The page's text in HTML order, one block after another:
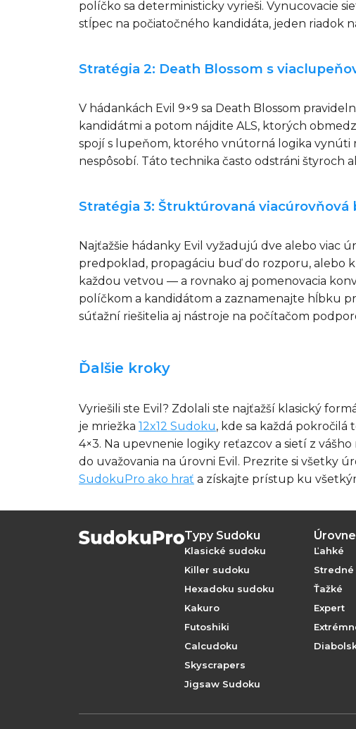
políčko sa deterministicky vyrieši. Vynucovacie
stĺpec na počiatočného kandidáta, jeden riadok
Stratégia 2: Death Blossom s
V hádankách Evil 9×9 sa Death Blossom
kandidátmi a potom nájdite ALS, ktorých
spojí s lupeňom, ktorého vnútorná logika vynúti
nespôsobí. Táto technika často odstráni štyroch
Stratégia 3: Štruktúrovaná viacúrovňová
Najťažšie hádanky Evil vyžadujú dve alebo viac
predpoklad, propagáciu buď do rozporu, alebo
každou vetvou — a rovnako aj pomenovacia
políčkom a kandidátom a zaznamenajte hĺbku
súťažní riešitelia aj nástroje na počítačom
Ďalšie kroky
Vyriešili ste Evil? Zdolali ste najťažší klasický
je mriežka 12x12 Sudoku, kde sa každá
4×3. Na upevnenie logiky reťazcov a sietí z vášho
do uvažovania na úrovni Evil. Prezrite si všetky
SudokuPro ako hrať a získajte prístup ku
Typy Sudoku
Klasické sudoku
Killer sudoku
Hexadoku sudoku
Kakuro
Futoshiki
Calcudoku
Skyscrapers
Jigsaw Sudoku
Ľahké
Stredné
Ťažké
Expert